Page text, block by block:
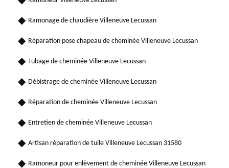
Ramonage de chaudière Villeneuve Lecussan
Réparation pose chapeau de cheminée Villeneuve Lecussan
Tubage de cheminée Villeneuve Lecussan
Débistrage de cheminée Villeneuve Lecussan
Réparation de cheminée Villeneuve Lecussan
Entretien de cheminée Villeneuve Lecussan
Artisan réparation de tuile Villeneuve Lecussan 31580
Ramoneur pour enlèvement de cheminée Villeneuve Lecussan